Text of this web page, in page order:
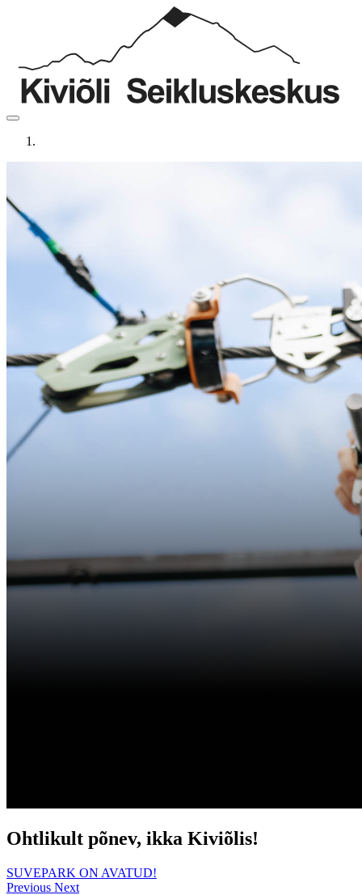
Ohtlikult põnev, ikka Kiviõlis!
SUVEPARK ON AVATUD!
Previous Next